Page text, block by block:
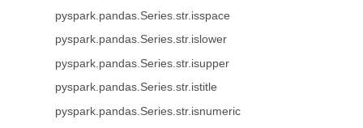
pyspark.pandas.Series.str.isspace
pyspark.pandas.Series.str.islower
pyspark.pandas.Series.str.isupper
pyspark.pandas.Series.str.istitle
pyspark.pandas.Series.str.isnumeric